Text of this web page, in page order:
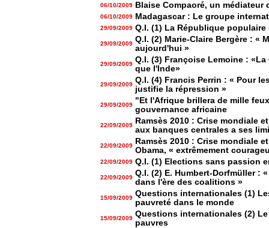
06/10/2009 Blaise Compaoré, un
06/10/2009 Madagascar : Le groupe
29/09/2009 Q.I. (1) La République populaire
29/09/2009 Q.I. (2) Marie-Claire Bergère : «
aujourd'hui »
29/09/2009 Q.I. (3) Françoise Lemoine :
que l'Inde»
29/09/2009 Q.I. (4) Francis Perrin : « Pour
justifie la répression »
29/09/2009 "Et l'Afrique brillera de mille
gouvernance africaine
22/09/2009
Ramsès 2010 : Crise mondiale
aux banques centrales a ses
22/09/2009
Ramsès 2010 : Crise mondiale
Obama, « extrêmement
22/09/2009 Q.I. (1) Elections sans passion
22/09/2009 Q.I. (2) E. Humbert-Dorfmüller :
dans l'ère des coalitions »
15/09/2009 Questions internationales (1)
pauvreté dans le monde
15/09/2009 Questions internationales (2)
pauvres